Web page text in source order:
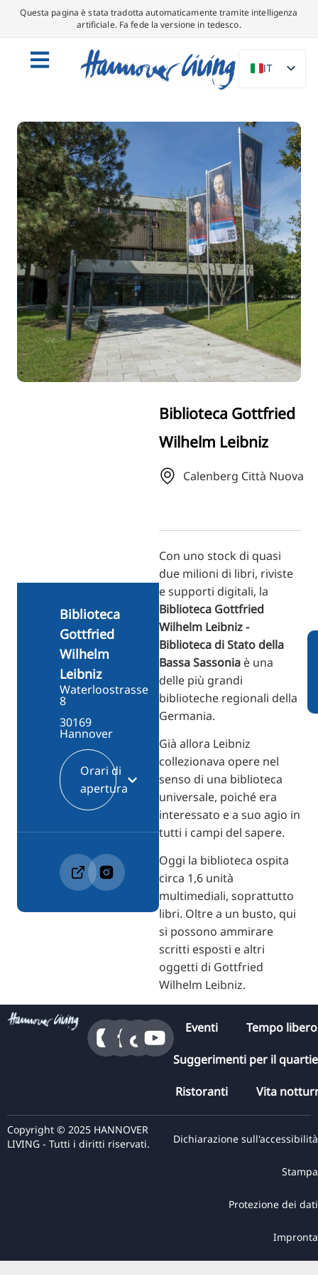
Questa pagina è stata tradotta automaticamente tramite intelligenza
artificiale. Fa fede la versione in tedesco.
IT
DE
PL
ES
DA
SV
FR
PT
TR
RU
FI
ZH
JA
UK
Biblioteca Gottfried
Wilhelm Leibniz
Calenberg Città Nuova
Con uno stock di quasi
due milioni di libri, riviste
e supporti digitali, la
Biblioteca Gottfried
Wilhelm Leibniz -
Biblioteca di Stato della
Bassa Sassonia è una
delle più grandi
biblioteche regionali della
Germania.
Già allora Leibniz
collezionava opere nel
senso di una biblioteca
universale, poiché era
interessato e a suo agio in
tutti i campi del sapere.
Oggi la biblioteca ospita
circa 1,6 unità
multimediali, soprattutto
libri. Oltre a un busto, qui
si possono ammirare
scritti esposti e altri
oggetti di Gottfried
Wilhelm Leibniz.
Biblioteca
Gottfried
Wilhelm
Leibniz
Waterloostrasse
8
30169
Hannover
Orari di
apertura
Eventi Tempo libero
Suggerimenti per il
Ristoranti Vita
Copyright © 2025 HANNOVER
LIVING - Tutti i diritti riservati.
Dichiarazione sull'accessibilità
Stampa
Protezione dei dati
Impronta